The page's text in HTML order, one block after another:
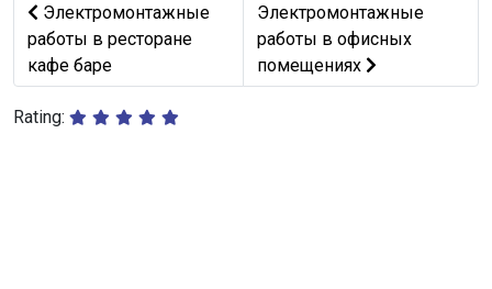
Предыдущий: Электромонтажные работы в ресторане
Электромонтажные
работы в ресторане
кафе баре
Следующий:
Электромонтажные
работы в офисных
помещениях
Rating: